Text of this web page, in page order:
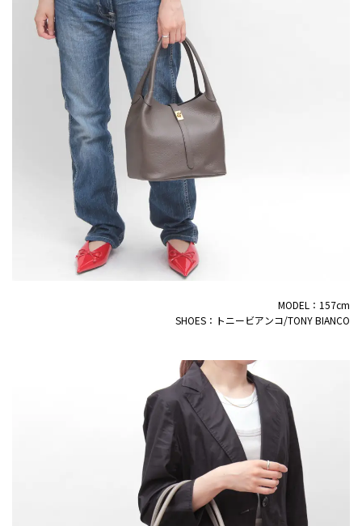
MODEL：157cm
SHOES：トニービアンコ/TONY BIANCO